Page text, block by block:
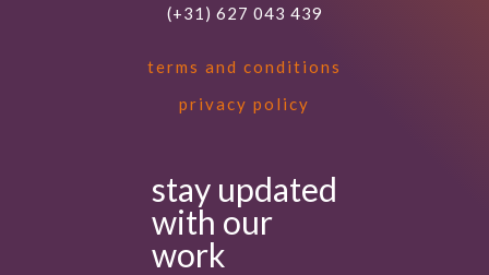
(+31) 627 043 439
terms and conditions
privacy policy
stay updated
with our
work